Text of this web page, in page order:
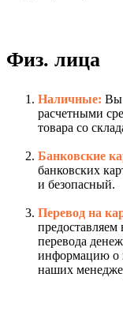
Физ. лица
Наличные: Вы
расчетными
товара со
Банковские
банковских
и безопасный.
Перевод на
предоставляем
перевода
информацию о
наших